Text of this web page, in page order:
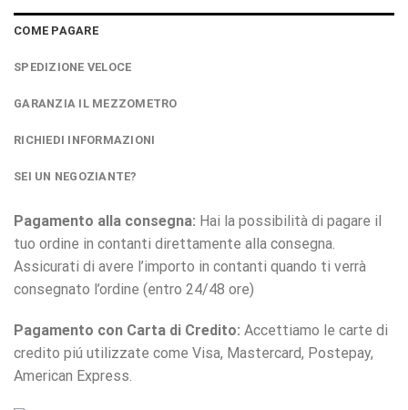
COME PAGARE
SPEDIZIONE VELOCE
GARANZIA IL MEZZOMETRO
RICHIEDI INFORMAZIONI
SEI UN NEGOZIANTE?
Pagamento alla consegna: Hai la possibilità di pagare il
tuo ordine in contanti direttamente alla consegna.
Assicurati di avere l’importo in contanti quando ti verrà
consegnato l’ordine (entro 24/48 ore)
Pagamento con Carta di Credito: Accettiamo le carte di
credito piú utilizzate come Visa, Mastercard, Postepay,
American Express.